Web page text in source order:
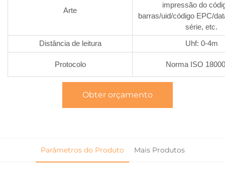
Arte
impressão do
barras/uid/código EPC/
série, etc.
Distância de leitura
Uhf: 0-4m
Protocolo Norma ISO
Obter orçamento
Parâmetros do Produto Mais Produtos